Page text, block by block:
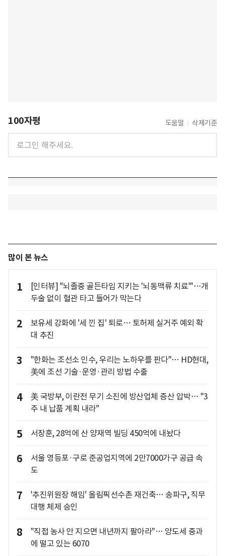
100자평 도움말 삭제기준
많이 본 뉴스
1
[인터뷰] "뇌졸중 골든타임 지키는 '뇌동맥류 치료'"…개
두술 없이 혈관 타고 들어가 막는다
2
보유세 강화에 '세 낀 집' 퇴로… 토허제 실거주 예외 확
대 추진
3
"한화는 조선소 인수, 우리는 노하우를 판다"… HD현대,
美에 조선 기술·운영·관리 방법 수출
4
美 국방부, 이란전 무기 소진에 방산업체 증산 압박… "3
주 내 납품 계획 내라"
5 서장훈, 28억에 산 양재역 빌딩 450억에 내놨다
6
서울 영등포·구로 준공업지역에 2만7000가구 공급 속
도
7
'추진위원장 해임' 올림픽선수촌 재건축… 송파구, 직무
대행 체제 승인
8
"직접 농사 안 지으면 내년까지 팔아라"… 양도세 중과
에 떨고 있는 6070